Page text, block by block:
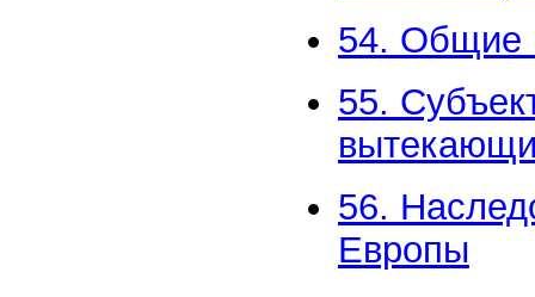
54. Общие
55.
56.
Европы